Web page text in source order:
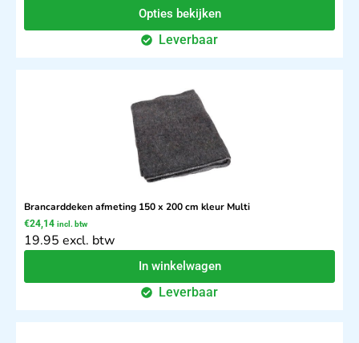
Opties bekijken
Leverbaar
Brancarddeken afmeting 150 x 200 cm kleur Multi
€24,14 incl. btw
19.95 excl. btw
In winkelwagen
Leverbaar